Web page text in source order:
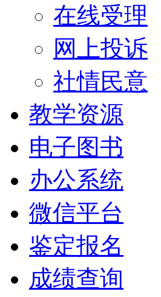
在线受理
网上投诉
社情民意
教学资源
电子图书
办公系统
微信平台
鉴定报名
成绩查询